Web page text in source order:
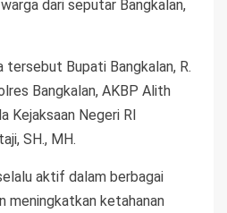
dari seputar Bangkalan,
tersebut Bupati Bangkalan, R.
Bangkalan, AKBP Alith
Kejaksaan Negeri RI
SH., MH.
aktif dalam berbagai
meningkatkan ketahanan